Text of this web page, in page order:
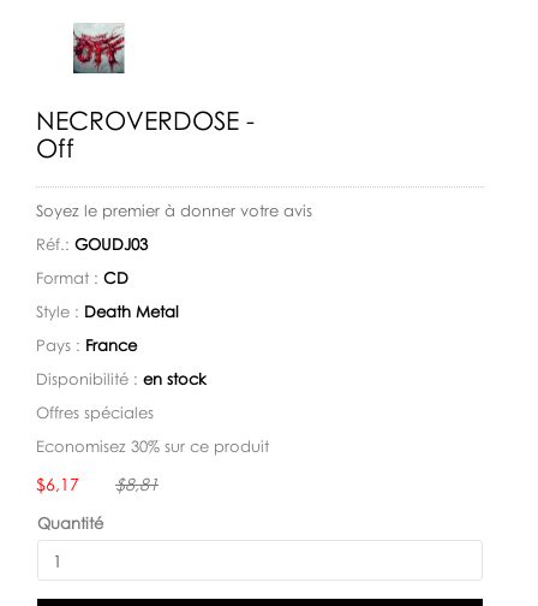
NECROVERDOSE -
Off
Soyez le premier à donner votre avis
Réf.: GOUDJ03
Format : CD
Style : Death Metal
Pays : France
Disponibilité : en stock
Offres spéciales
Economisez 30% sur ce produit
Disponibilité:
$6,17 $8,81
Quantité